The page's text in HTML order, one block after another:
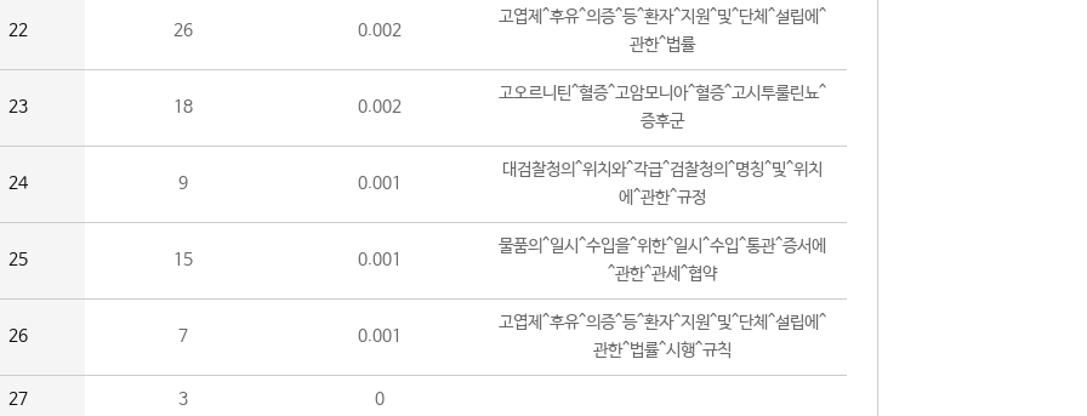
22 26 0.002
고엽제^후유^의증^등^환자^지원^및^단체^설립에^
관한^법률
23 18 0.002
고오르니틴^혈증^고암모니아^혈증^고시투룰린뇨^
증후군
24 9 0.001
대검찰청의^위치와^각급^검찰청의^명칭^및^위치
에^관한^규정
25 15 0.001
물품의^일시^수입을^위한^일시^수입^통관^증서에
^관한^관세^협약
26 7 0.001
고엽제^후유^의증^등^환자^지원^및^단체^설립에^
관한^법률^시행^규칙
27 3 0